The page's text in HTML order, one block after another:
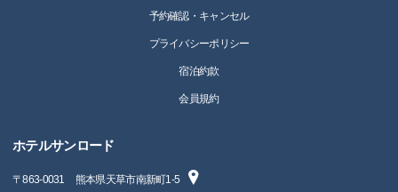
予約確認・キャンセル
プライバシーポリシー
宿泊約款
会員規約
ホテルサンロード
〒863-0031 熊本県天草市南新町1-5